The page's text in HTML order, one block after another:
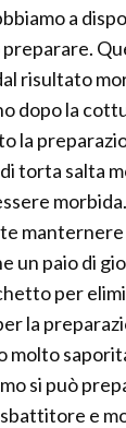
a
risultato
dopo la
la
torta salta
un paio di
per
la
molto
si può
e